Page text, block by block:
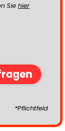
Sie hier
*Pflichtfeld